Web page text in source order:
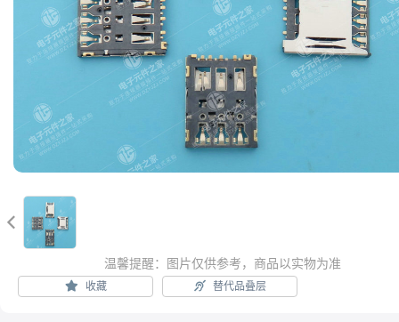

温馨提醒：图片仅供参考，商品以实物为准
收藏 替代品叠层